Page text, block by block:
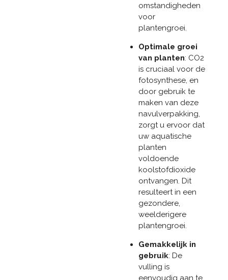
omstandigheden
voor
plantengroei.
Optimale groei
van planten: CO2
is cruciaal voor de
fotosynthese, en
door gebruik te
maken van deze
navulverpakking,
zorgt u ervoor dat
uw aquatische
planten
voldoende
koolstofdioxide
ontvangen. Dit
resulteert in een
gezondere,
weelderigere
plantengroei.
Gemakkelijk in
gebruik: De
vulling is
eenvoudig aan te